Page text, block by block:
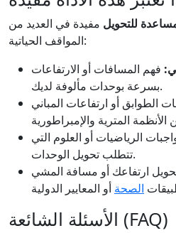
للتحويل مفيدة في العديد من
المواقف الحياتية:
فهم المسافات أو الارتفاعات
بسرعة بوحدات مألوفة لديك.
الطوابق أو ارتفاعات المباني
الرياضيات أو العلوم التي
تتطلب تحويل الوحدات.
ارتفاعك أو مسافة المشي
الصحة
الأسئلة الشائعة (FAQ)